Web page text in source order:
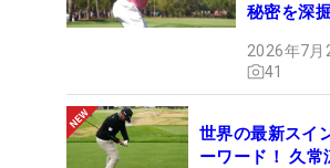
秘密を深
2026年7月
41
世界の最新スイ
ーワード！ 久常